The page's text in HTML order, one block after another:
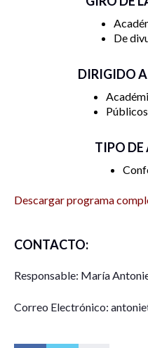
De
DIRIGIDO
TIPO
Descargar programa
CONTACTO:
Responsable: María
Correo Electrónico: